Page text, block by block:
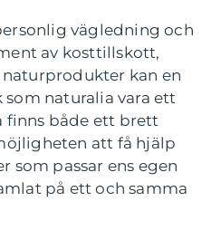
vägledning och
av kosttillskott,
kan en
naturalia vara ett
finns både ett brett
att få hjälp
som passar ens egen
på ett och samma